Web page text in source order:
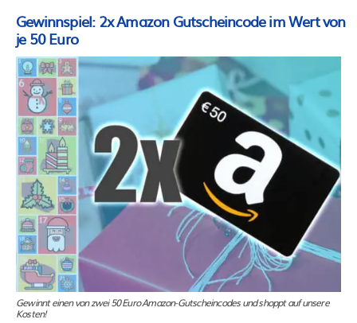
Gewinnspiel: 2x Amazon Gutscheincode im Wert von
je 50 Euro
Gewinnt einen von zwei 50 Euro Amazon-Gutscheincodes und shoppt auf unsere
Kosten!